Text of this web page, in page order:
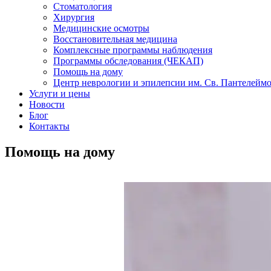
Стоматология
Хирургия
Медицинские осмотры
Восстановительная медицина
Комплексные программы наблюдения
Программы обследования (ЧЕКАП)
Помощь на дому
Центр неврологии и эпилепсии им. Св.
Услуги и цены
Новости
Блог
Контакты
Помощь на дому